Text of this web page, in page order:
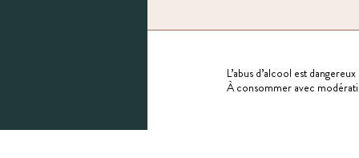
L’abus d’alcool est
À consommer avec